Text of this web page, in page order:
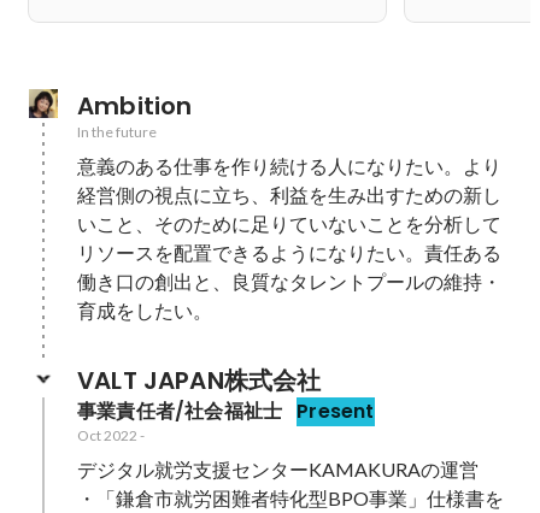
Ambition
In the future
意義のある仕事を作り続ける人になりたい。より
経営側の視点に立ち、利益を生み出すための新し
いこと、そのために足りていないことを分析して
リソースを配置できるようになりたい。責任ある
働き口の創出と、良質なタレントプールの維持・
育成をしたい。
VALT JAPAN株式会社
事業責任者/社会福祉士 Present
Oct 2022 -
デジタル就労支援センターKAMAKURAの運営
・「鎌倉市就労困難者特化型BPO事業」仕様書を